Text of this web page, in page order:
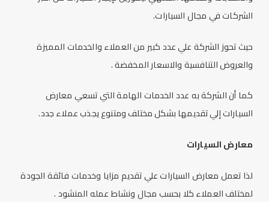
الشركات في مجال السيارات.
حيث تحوز الشركة علي عدد كبير من العملاء والخدمات المميزة
والعروض التنافسية والاسعار المخفضة .
كما أن الشركة به عدد الخدمات الهامة التي تسعي معارض
السيارات إلي تقديمها بشكل مختلف ومتنوع يجذب عملاء جدد.
معارض السيارات
لذا تعمل معارض السيارات علي تقديم مزايا وخدمات فائقة الجودة
لمختلف العملاء كلا بحسب مجال ونشاط عمله المنشود .